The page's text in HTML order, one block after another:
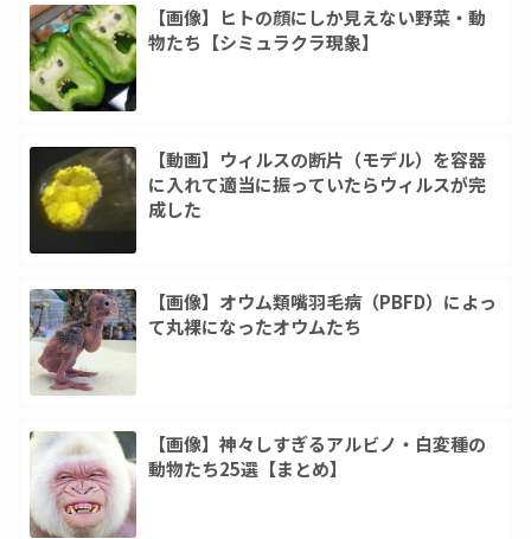
【画像】ヒトの顔にしか見えない野菜・動
物たち【シミュラクラ現象】
【動画】ウィルスの断片（モデル）を容器
に入れて適当に振っていたらウィルスが完
成した
【画像】オウム類嘴羽毛病（PBFD）によっ
て丸裸になったオウムたち
【画像】神々しすぎるアルビノ・白変種の
動物たち25選【まとめ】